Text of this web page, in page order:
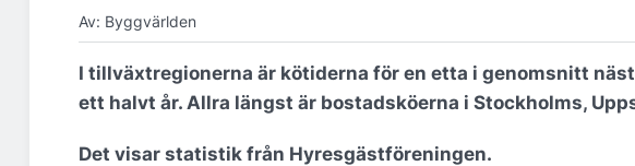
Av: Byggvärlden
I tillväxtregionerna är kötiderna för en etta i genomsnitt
ett halvt år. Allra längst är bostadsköerna i Stockholms,
Det visar statistik från Hyresgästföreningen.